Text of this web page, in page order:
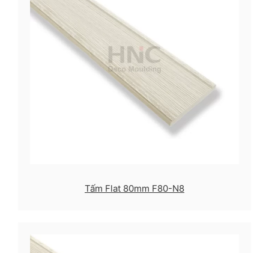
Tấm Flat 80mm F80-N8